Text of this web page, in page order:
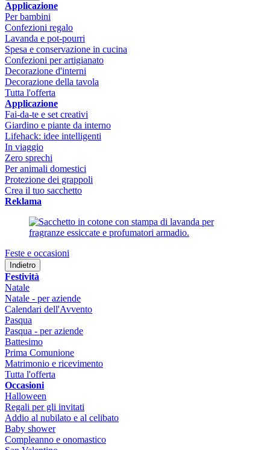
Applicazione
Per bambini
Confezioni regalo
Lavanda e pot-pourri
Spesa e conservazione in cucina
Confezioni per artigianato
Decorazione d'interni
Decorazione della tavola
Tutta l'offerta
Applicazione
Fai-da-te e set creativi
Giardino e piante da interno
Lifehack: idee intelligenti
In viaggio
Zero sprechi
Per animali domestici
Protezione dei grappoli
Crea il tuo sacchetto
Reklama
Feste e occasioni
Indietro
Festività
Natale
Natale - per aziende
Calendari dell'Avvento
Pasqua
Pasqua - per aziende
Battesimo
Prima Comunione
Matrimonio e ricevimento
Tutta l'offerta
Occasioni
Halloween
Regali per gli invitati
Addio al nubilato e al celibato
Baby shower
Compleanno e onomastico